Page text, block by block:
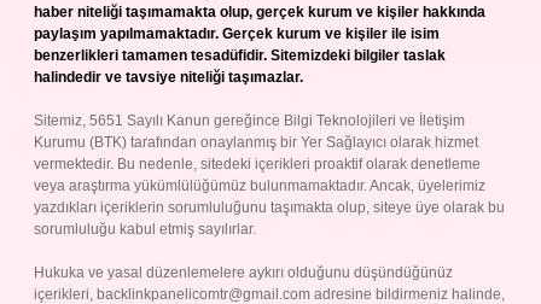
haber niteliği taşımamakta olup, gerçek kurum ve kişiler hakkında
paylaşım yapılmamaktadır. Gerçek kurum ve kişiler ile isim
benzerlikleri tamamen tesadüfidir. Sitemizdeki bilgiler taslak
halindedir ve tavsiye niteliği taşımazlar.
Sitemiz, 5651 Sayılı Kanun gereğince Bilgi Teknolojileri ve İletişim
Kurumu (BTK) tarafından onaylanmış bir Yer Sağlayıcı olarak hizmet
vermektedir. Bu nedenle, sitedeki içerikleri proaktif olarak denetleme
veya araştırma yükümlülüğümüz bulunmamaktadır. Ancak, üyelerimiz
yazdıkları içeriklerin sorumluluğunu taşımakta olup, siteye üye olarak bu
sorumluluğu kabul etmiş sayılırlar.
Hukuka ve yasal düzenlemelere aykırı olduğunu düşündüğünüz
içerikleri, backlinkpanelicomtr@gmail.com adresine bildirmeniz halinde,